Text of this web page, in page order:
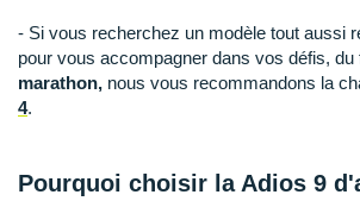
- Si vous recherchez un modèle tout aussi
pour vous accompagner dans vos défis, du
marathon, nous vous recommandons la
4.
Pourquoi choisir la Adios 9
Speedo
Suunto